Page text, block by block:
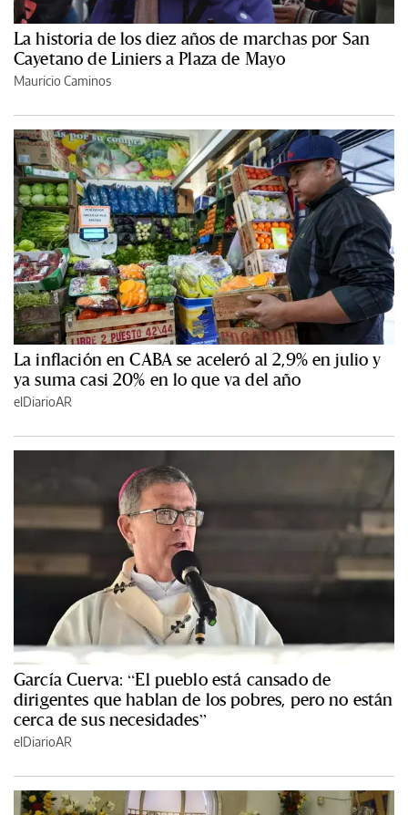
La historia de los diez años de marchas por San
Cayetano de Liniers a Plaza de Mayo
Mauricio Caminos
La inflación en CABA se aceleró al 2,9% en julio y
ya suma casi 20% en lo que va del año
elDiarioAR
García Cuerva: “El pueblo está cansado de
dirigentes que hablan de los pobres, pero no están
cerca de sus necesidades”
elDiarioAR